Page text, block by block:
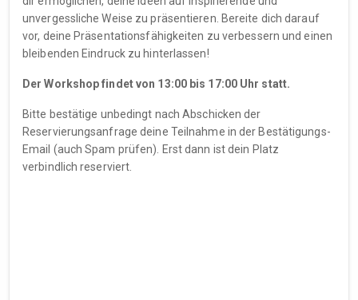
unvergessliche Weise zu präsentieren. Bereite dich darauf
vor, deine Präsentationsfähigkeiten zu verbessern und einen
bleibenden Eindruck zu hinterlassen!
Der Workshop findet von 13:00 bis 17:00 Uhr statt.
Bitte bestätige unbedingt nach Abschicken der
Reservierungsanfrage deine Teilnahme in der Bestätigungs-
Email (auch Spam prüfen). Erst dann ist dein Platz
verbindlich reserviert.